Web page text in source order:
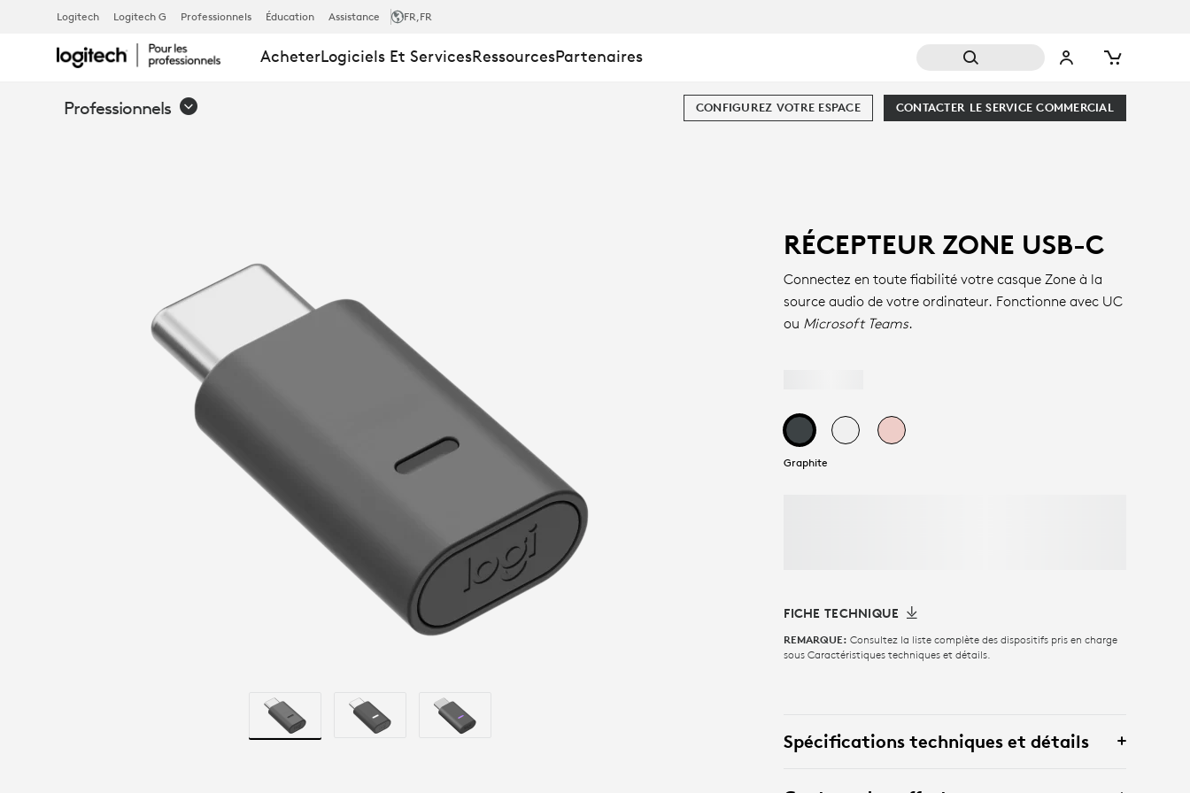
RÉCEPTEUR
ZONE USB-
Logitech Logitech G Professionnels Éducation Assistance FR,FR
AcheterLogiciels Et ServicesRessourcesPartenaires
Professionnels CONTACTER LE SERVICE COMMERCIAL
CONFIGUREZ VOTRE ESPACE
RÉCEPTEUR ZONE USB-C
Connectez en toute fiabilité votre casque Zone à la
source audio de votre ordinateur. Fonctionne avec UC
ou Microsoft Teams.
Graphite
FICHE TECHNIQUE
REMARQUE:Consultez la liste complète des dispositifs pris en charge
sous Caractéristiques techniques et détails.
Spécifications techniques et détails